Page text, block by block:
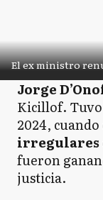
El ex ministro
Jorge
Kicillof.
2024,
irregulares
fueron
justicia.